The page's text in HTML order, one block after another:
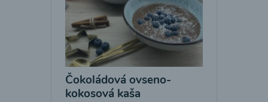
Čokoládová ovseno-
kokosová kaša